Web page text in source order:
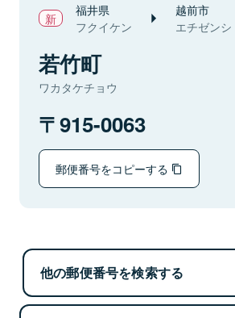
福井県
フクイケン
越前市
エチゼンシ
若竹町
ワカタケチョウ
915-0063
郵便番号をコピーする
他の郵便番号を検索する